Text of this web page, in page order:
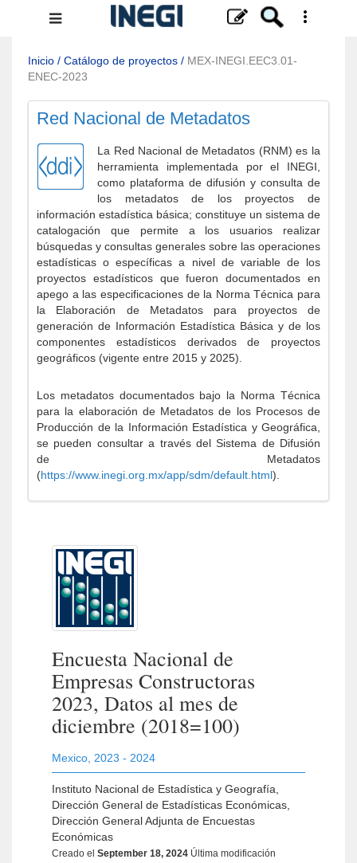
Menú
navegación
Inicio / Catálogo de proyectos / MEX-INEGI.EEC3.01-
ENEC-2023
Red Nacional de Metadatos
La Red Nacional de Metadatos (RNM) es la
herramienta implementada por el INEGI,
como plataforma de difusión y consulta de
los metadatos de los proyectos de
información estadística básica; constituye un sistema de
catalogación que permite a los usuarios realizar
búsquedas y consultas generales sobre las operaciones
estadísticas o específicas a nivel de variable de los
proyectos estadísticos que fueron documentados en
apego a las especificaciones de la Norma Técnica para
la Elaboración de Metadatos para proyectos de
generación de Información Estadística Básica y de los
componentes estadísticos derivados de proyectos
geográficos (vigente entre 2015 y 2025).
Los metadatos documentados bajo la Norma Técnica
para la elaboración de Metadatos de los Procesos de
Producción de la Información Estadística y Geográfica,
se pueden consultar a través del Sistema de Difusión
de Metadatos
(https://www.inegi.org.mx/app/sdm/default.html).
Encuesta Nacional de
Empresas Constructoras
2023, Datos al mes de
diciembre (2018=100)
Mexico 2023 - 2024
Instituto Nacional de Estadística y Geografía,
Dirección General de Estadísticas Económicas,
Dirección General Adjunta de Encuestas
Económicas
Creado el September 18, 2024 Última modificación